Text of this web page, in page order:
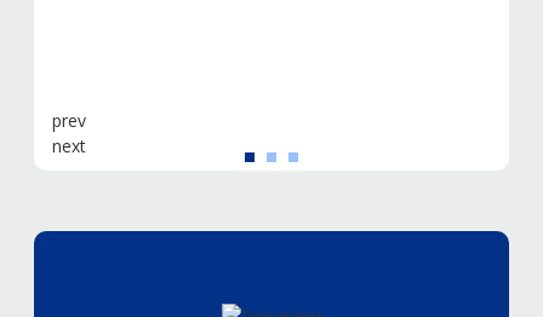
prev
next